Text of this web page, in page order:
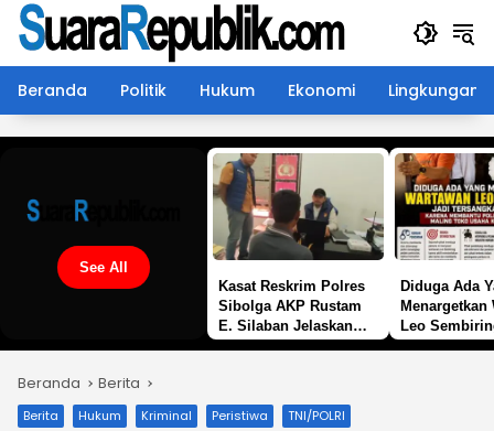
Langsung
konten
Beranda
Politik Hukum Ekonomi Lingkungan
See All
Kasat Reskrim Polres
Sibolga AKP Rustam
E. Silaban Jelaskan
Diduga Ada
Menargetkan
Leo
Beranda Berita
Berita Hukum Kriminal Peristiwa TNI/POLRI